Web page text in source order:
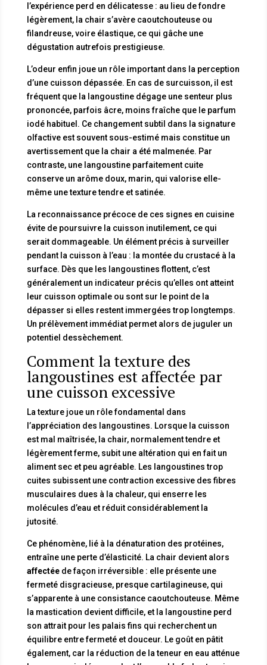
l’expérience perd en délicatesse : au lieu de fondre
légèrement, la chair s’avère caoutchouteuse ou
filandreuse, voire élastique, ce qui gâche une
dégustation autrefois prestigieuse.
L’odeur enfin joue un rôle important dans la perception
d’une cuisson dépassée. En cas de surcuisson, il est
fréquent que la langoustine dégage une senteur plus
prononcée, parfois âcre, moins fraîche que le parfum
iodé habituel. Ce changement subtil dans la signature
olfactive est souvent sous-estimé mais constitue un
avertissement que la chair a été malmenée. Par
contraste, une langoustine parfaitement cuite
conserve un arôme doux, marin, qui valorise elle-
même une texture tendre et satinée.
La reconnaissance précoce de ces signes en cuisine
évite de poursuivre la cuisson inutilement, ce qui
serait dommageable. Un élément précis à surveiller
pendant la cuisson à l’eau : la montée du crustacé à la
surface. Dès que les langoustines flottent, c’est
généralement un indicateur précis qu’elles ont atteint
leur cuisson optimale ou sont sur le point de la
dépasser si elles restent immergées trop longtemps.
Un prélèvement immédiat permet alors de juguler un
potentiel dessèchement.
Comment la texture des
langoustines est affectée par
une cuisson excessive
La texture joue un rôle fondamental dans
l’appréciation des langoustines. Lorsque la cuisson
est mal maîtrisée, la chair, normalement tendre et
légèrement ferme, subit une altération qui en fait un
aliment sec et peu agréable. Les langoustines trop
cuites subissent une contraction excessive des fibres
musculaires dues à la chaleur, qui enserre les
molécules d’eau et réduit considérablement la
jutosité.
Ce phénomène, lié à la dénaturation des protéines,
entraîne une perte d’élasticité. La chair devient alors
affectéede façon irréversible : elle présente une
fermeté disgracieuse, presque cartilagineuse, qui
s’apparente à une consistance caoutchouteuse. Même
la mastication devient difficile, et la langoustine perd
son attrait pour les palais fins qui recherchent un
équilibre entre fermeté et douceur. Le goût en pâtit
également, car la réduction de la teneur en eau atténue